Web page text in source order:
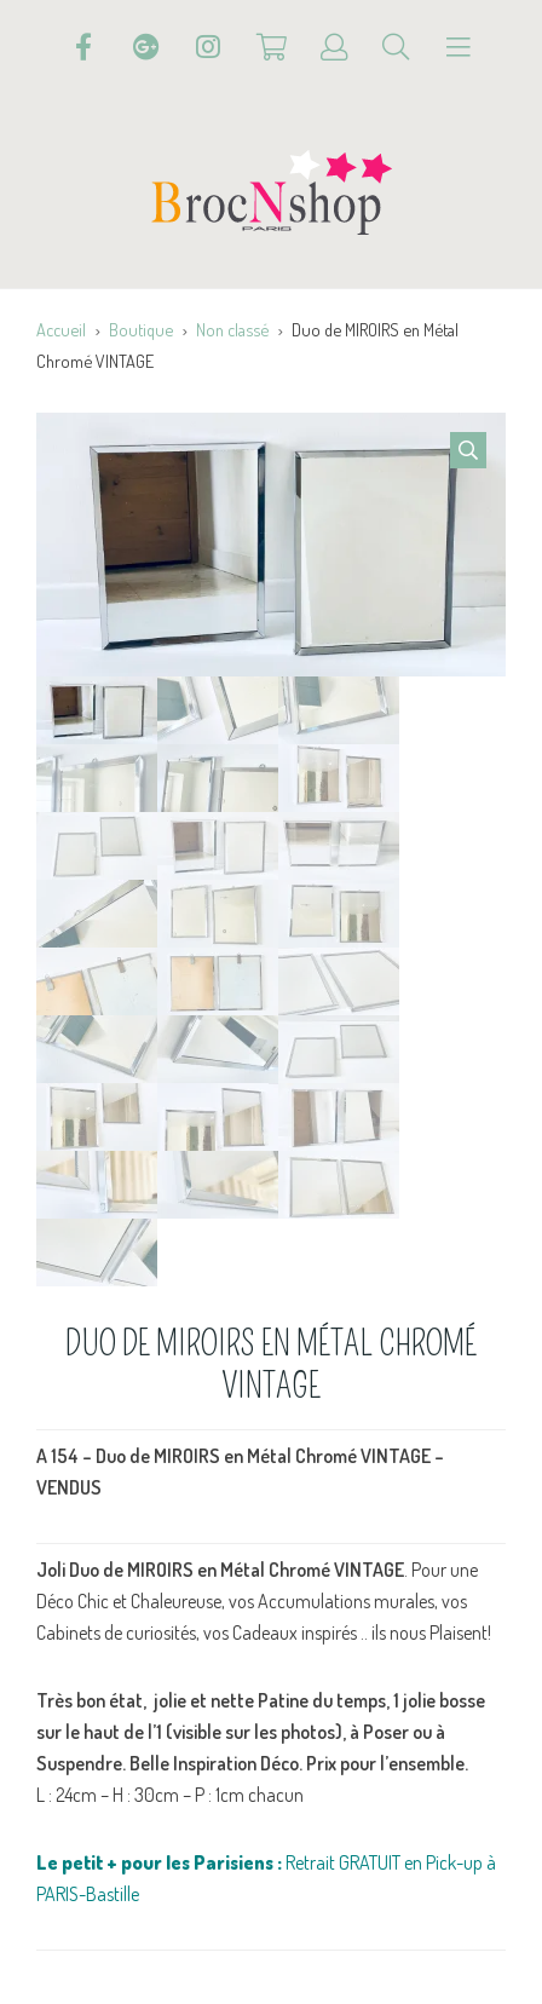
Accueil Boutique Non classé
Duo de MIROIRS en Métal
Chromé VINTAGE
DUO DE MIROIRS EN MÉTAL CHROMÉ
VINTAGE
A 154 – Duo de MIROIRS en Métal Chromé VINTAGE –
VENDUS
Joli Duo de MIROIRS en Métal Chromé VINTAGE. Pour une
Déco Chic et Chaleureuse, vos Accumulations murales, vos
Cabinets de curiosités, vos Cadeaux inspirés .. ils nous Plaisent!
Très bon état, jolie et nette Patine du temps, 1 jolie bosse
sur le haut de l’1 (visible sur les photos), à Poser ou à
Suspendre. Belle Inspiration Déco. Prix pour l’ensemble.
L : 24cm – H : 30cm – P : 1cm chacun
Le petit + pour les Parisiens :Retrait GRATUIT en Pick-up à
PARIS-Bastille